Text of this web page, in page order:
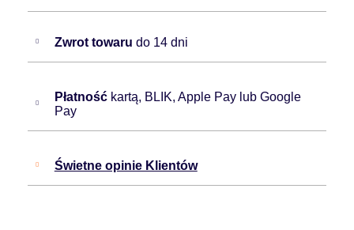
Zwrot towaru do 14 dni
Płatność kartą, BLIK, Apple Pay lub Google
Pay
Świetne opinie Klientów